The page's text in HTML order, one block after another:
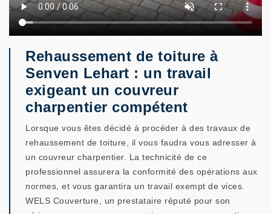
Rehaussement de toiture à
Senven Lehart : un travail
exigeant un couvreur
charpentier compétent
Lorsque vous êtes décidé à procéder à des travaux de
rehaussement de toiture, il vous faudra vous adresser à
un couvreur charpentier. La technicité de ce
professionnel assurera la conformité des opérations aux
normes, et vous garantira un travail exempt de vices.
WELS Couverture, un prestataire réputé pour son